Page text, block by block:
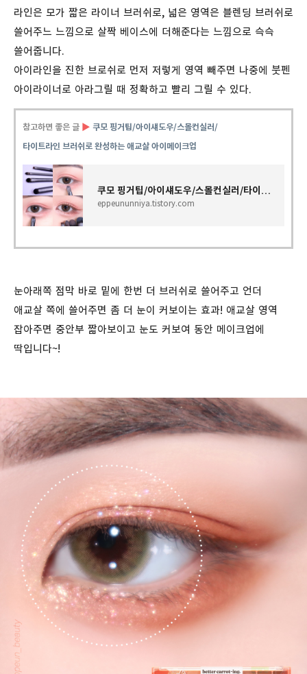
라인은 모가 짧은 라이너 브러쉬로, 넓은 영역은 블렌딩 브러쉬로
쓸어주느 느낌으로 살짝 베이스에 더해준다는 느낌으로 슥슥
쓸어줍니다.
아이라인을 진한 브로쉬로 먼저 저렇게 영역 빼주면 나중에 붓펜
아이라이너로 아라그릴 때 정확하고 빨리 그릴 수 있다.
참고하면 좋은 글 ▶ 쿠모 핑거팁/아이섀도우/스몰컨실러/
타이트라인 브러쉬로 완성하는 애교살 아이메이크업
쿠모 핑거팁/아이섀도우/스몰컨실러/타이트라인 브러쉬로 완성하는 애교살 아이메이크업
eppeununniya.tistory.com
눈아래쪽 점막 바로 밑에 한번 더 브러쉬로 쓸어주고 언더
애교살 쪽에 쓸어주면 좀 더 눈이 커보이는 효과! 애교살 영역
잡아주면 중안부 짧아보이고 눈도 커보여 동안 메이크업에
딱입니다~!